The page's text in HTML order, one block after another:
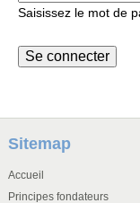
Saisissez le mot de
Sitemap
Accueil
Principes fondateurs